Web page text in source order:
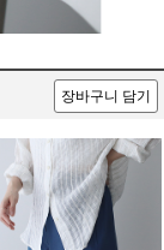
장바구니 담기